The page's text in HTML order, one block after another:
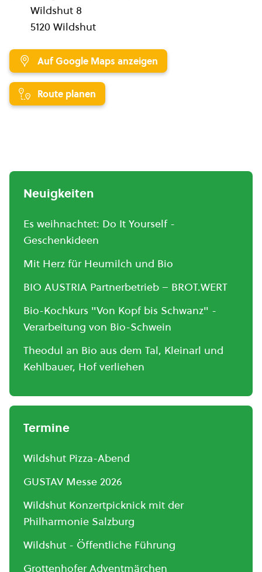
Wildshut 8
5120 Wildshut
Auf Google Maps anzeigen
Route planen
Neuigkeiten
Es weihnachtet: Do It Yourself -
Geschenkideen
Mit Herz für Heumilch und Bio
BIO AUSTRIA Partnerbetrieb – BROT.WERT
Bio-Kochkurs "Von Kopf bis Schwanz" -
Verarbeitung von Bio-Schwein
Theodul an Bio aus dem Tal, Kleinarl und
Kehlbauer, Hof verliehen
Termine
Wildshut Pizza-Abend
GUSTAV Messe 2026
Wildshut Konzertpicknick mit der
Philharmonie Salzburg
Wildshut - Öffentliche Führung
Grottenhofer Adventmärchen